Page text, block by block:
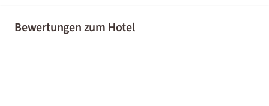
Bewertungen zum Hotel